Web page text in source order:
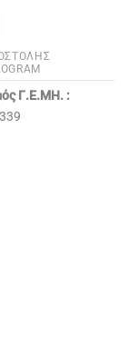
Γ.Ε.ΜΗ. :